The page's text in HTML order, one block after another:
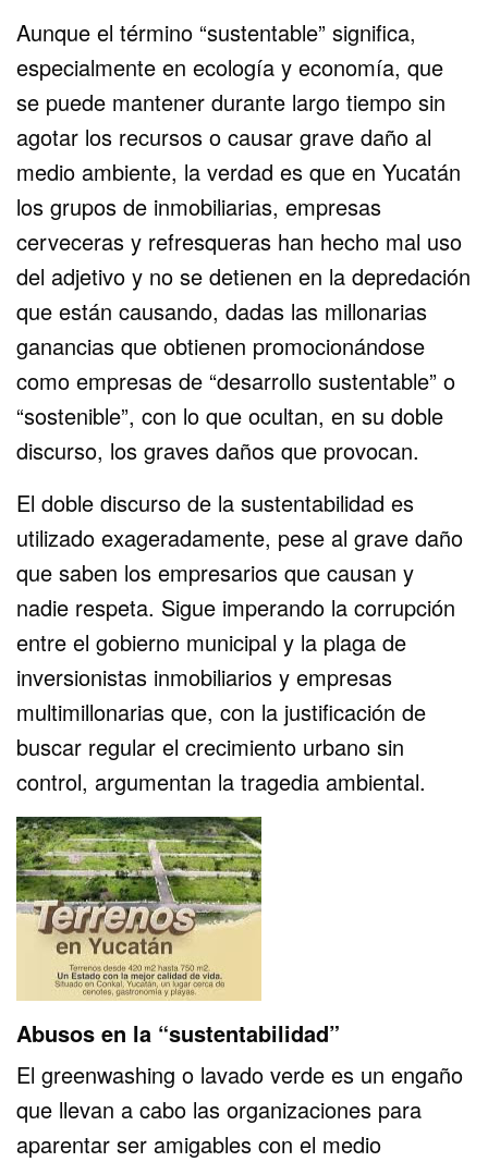
Aunque el término “sustentable” significa,
especialmente en ecología y economía, que
se puede mantener durante largo tiempo sin
agotar los recursos o causar grave daño al
medio ambiente, la verdad es que en Yucatán
los grupos de inmobiliarias, empresas
cerveceras y refresqueras han hecho mal uso
del adjetivo y no se detienen en la depredación
que están causando, dadas las millonarias
ganancias que obtienen promocionándose
como empresas de “desarrollo sustentable” o
“sostenible”, con lo que ocultan, en su doble
discurso, los graves daños que provocan.
El doble discurso de la sustentabilidad es
utilizado exageradamente, pese al grave daño
que saben los empresarios que causan y
nadie respeta. Sigue imperando la corrupción
entre el gobierno municipal y la plaga de
inversionistas inmobiliarios y empresas
multimillonarias que, con la justificación de
buscar regular el crecimiento urbano sin
control, argumentan la tragedia ambiental.
Abusos en la “sustentabilidad”
El greenwashing o lavado verde es un engaño
que llevan a cabo las organizaciones para
aparentar ser amigables con el medio